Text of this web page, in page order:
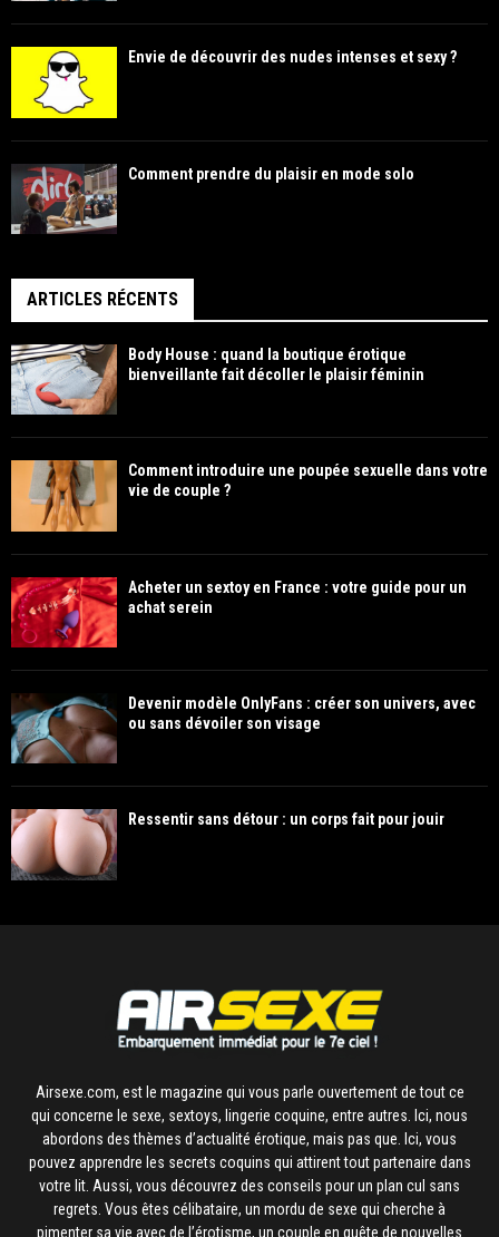
Envie de découvrir des nudes intenses et sexy ?
Comment prendre du plaisir en mode solo
ARTICLES RÉCENTS
Body House : quand la boutique érotique
bienveillante fait décoller le plaisir féminin
Comment introduire une poupée sexuelle dans votre
vie de couple ?
Acheter un sextoy en France : votre guide pour un
achat serein
Devenir modèle OnlyFans : créer son univers, avec
ou sans dévoiler son visage
Ressentir sans détour : un corps fait pour jouir
Airsexe.com, est le magazine qui vous parle ouvertement de tout ce
qui concerne le sexe, sextoys, lingerie coquine, entre autres. Ici, nous
abordons des thèmes d’actualité érotique, mais pas que. Ici, vous
pouvez apprendre les secrets coquins qui attirent tout partenaire dans
votre lit. Aussi, vous découvrez des conseils pour un plan cul sans
regrets. Vous êtes célibataire, un mordu de sexe qui cherche à
pimenter sa vie avec de l’érotisme, un couple en quête de nouvelles